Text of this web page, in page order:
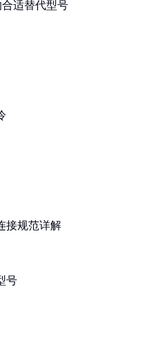
合适替代型号
接规范详解
号